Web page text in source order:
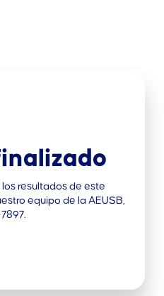
resultados de este
equipo de la AEUSB,